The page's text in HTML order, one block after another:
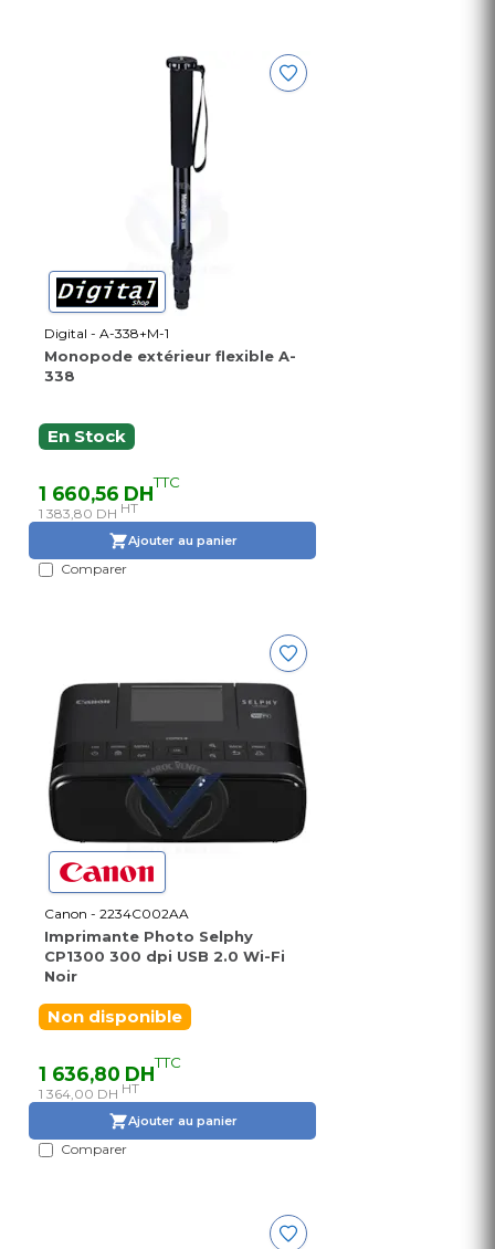
Digital - A-338+M-1
Monopode extérieur flexible A-
338
En Stock
1 660,56 DHTTC
1 383,80 DH HT
Ajouter au panier
Comparer
Canon - 2234C002AA
Imprimante Photo Selphy
CP1300 300 dpi USB 2.0 Wi-Fi
Noir
Non disponible
1 636,80 DHTTC
1 364,00 DH HT
Ajouter au panier
Comparer